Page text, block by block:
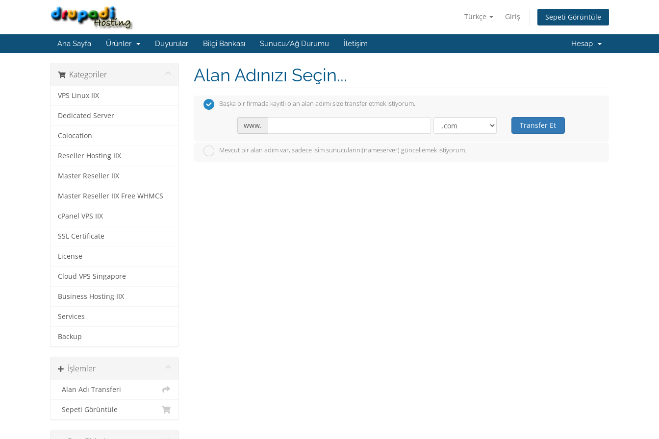
Türkçe Giriş Sepeti Görüntüle
Ana Sayfa Ürünler Duyurular Bilgi Bankası Sunucu/Ağ Durumu İletişim Hesap
Kategoriler
VPS Linux IIX
Dedicated Server
Colocation
Reseller Hosting IIX
Master Reseller IIX
Master Reseller IIX Free WHMCS
cPanel VPS IIX
SSL Certificate
License
Cloud VPS Singapore
Business Hosting IIX
Services
Backup
İşlemler
Alan Adı Transferi
Sepeti Görüntüle
Alan Adınızı Seçin...
Başka bir firmada kayıtlı olan alan adımı size transfer etmek istiyorum.
www. Transfer Et
Mevcut bir alan adım var, sadece isim sunucularını(nameserver) güncellemek istiyorum.